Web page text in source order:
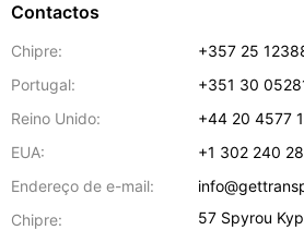
Contactos
Chipre:
+357 25
Portugal:
+351 30
Reino Unido:
+44 20 4577
EUA:
+1 302 240
Endereço de e-mail:
Chipre:
57 Spyrou